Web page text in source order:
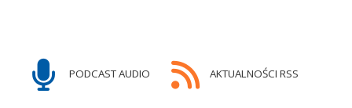
PODCAST AUDIO AKTUALNOŚCI RSS